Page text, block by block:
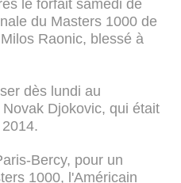
le forfait samedi de
du Masters 1000 de
Raonic, blessé à
dès lundi au
Djokovic, qui était
Bercy, pour un
1000, l'Américain